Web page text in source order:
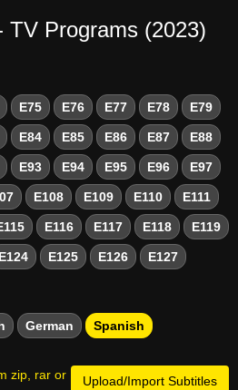
TV Programs (2023)
E75 E76 E77 E78 E79
E84 E85 E86 E87 E88
E93 E94 E95 E96 E97
E108 E109 E110 E111
E116 E117 E118 E119
E124 E125 E126 E127
German Spanish
Upload/Import Subtitles
zip, rar or